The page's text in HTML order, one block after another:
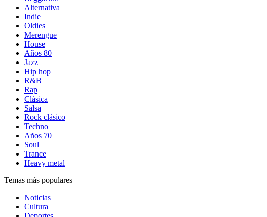
Alternativa
Indie
Oldies
Merengue
House
Años 80
Jazz
Hip hop
R&B
Rap
Clásica
Salsa
Rock clásico
Techno
Años 70
Soul
Trance
Heavy metal
Temas más populares
Noticias
Cultura